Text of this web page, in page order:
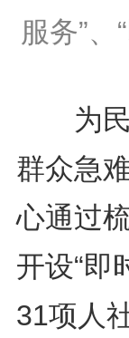
服务”、
为民
群众急
心通过
开设“即
31项人